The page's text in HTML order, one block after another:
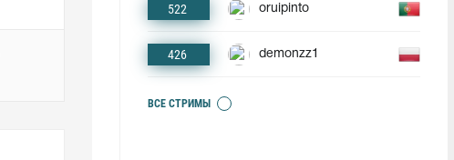
522 oruipinto
426 demonzz1
ВСЕ СТРИМЫ